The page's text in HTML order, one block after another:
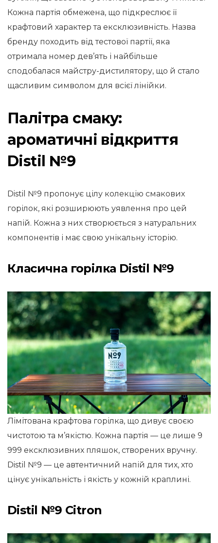
Кожна партія обмежена, що підкреслює її
крафтовий характер та ексклюзивність. Назва
бренду походить від тестової партії, яка
отримала номер дев’ять і найбільше
сподобалася майстру-дистилятору, що й стало
щасливим символом для всієї лінійки.
Палітра смаку:
ароматичні відкриття
Distil №9
Distil №9 пропонує цілу колекцію смакових
горілок, які розширюють уявлення про цей
напій. Кожна з них створюється з натуральних
компонентів і має свою унікальну історію.
Класична горілка Distil №9
Лімітована крафтова горілка, що дивує своєю
чистотою та м’якістю. Кожна партія — це лише 9
999 ексклюзивних пляшок, створених вручну.
Distil №9 — це автентичний напій для тих, хто
цінує унікальність і якість у кожній краплині.
Distil №9 Citron